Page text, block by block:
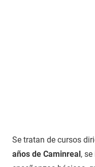
Se tratan de cursos
años de Caminreal,